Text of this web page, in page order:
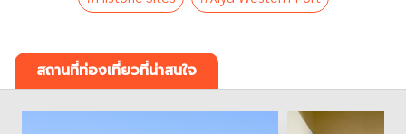
สถานที่ท่องเที่ยวที่น่าสนใจ